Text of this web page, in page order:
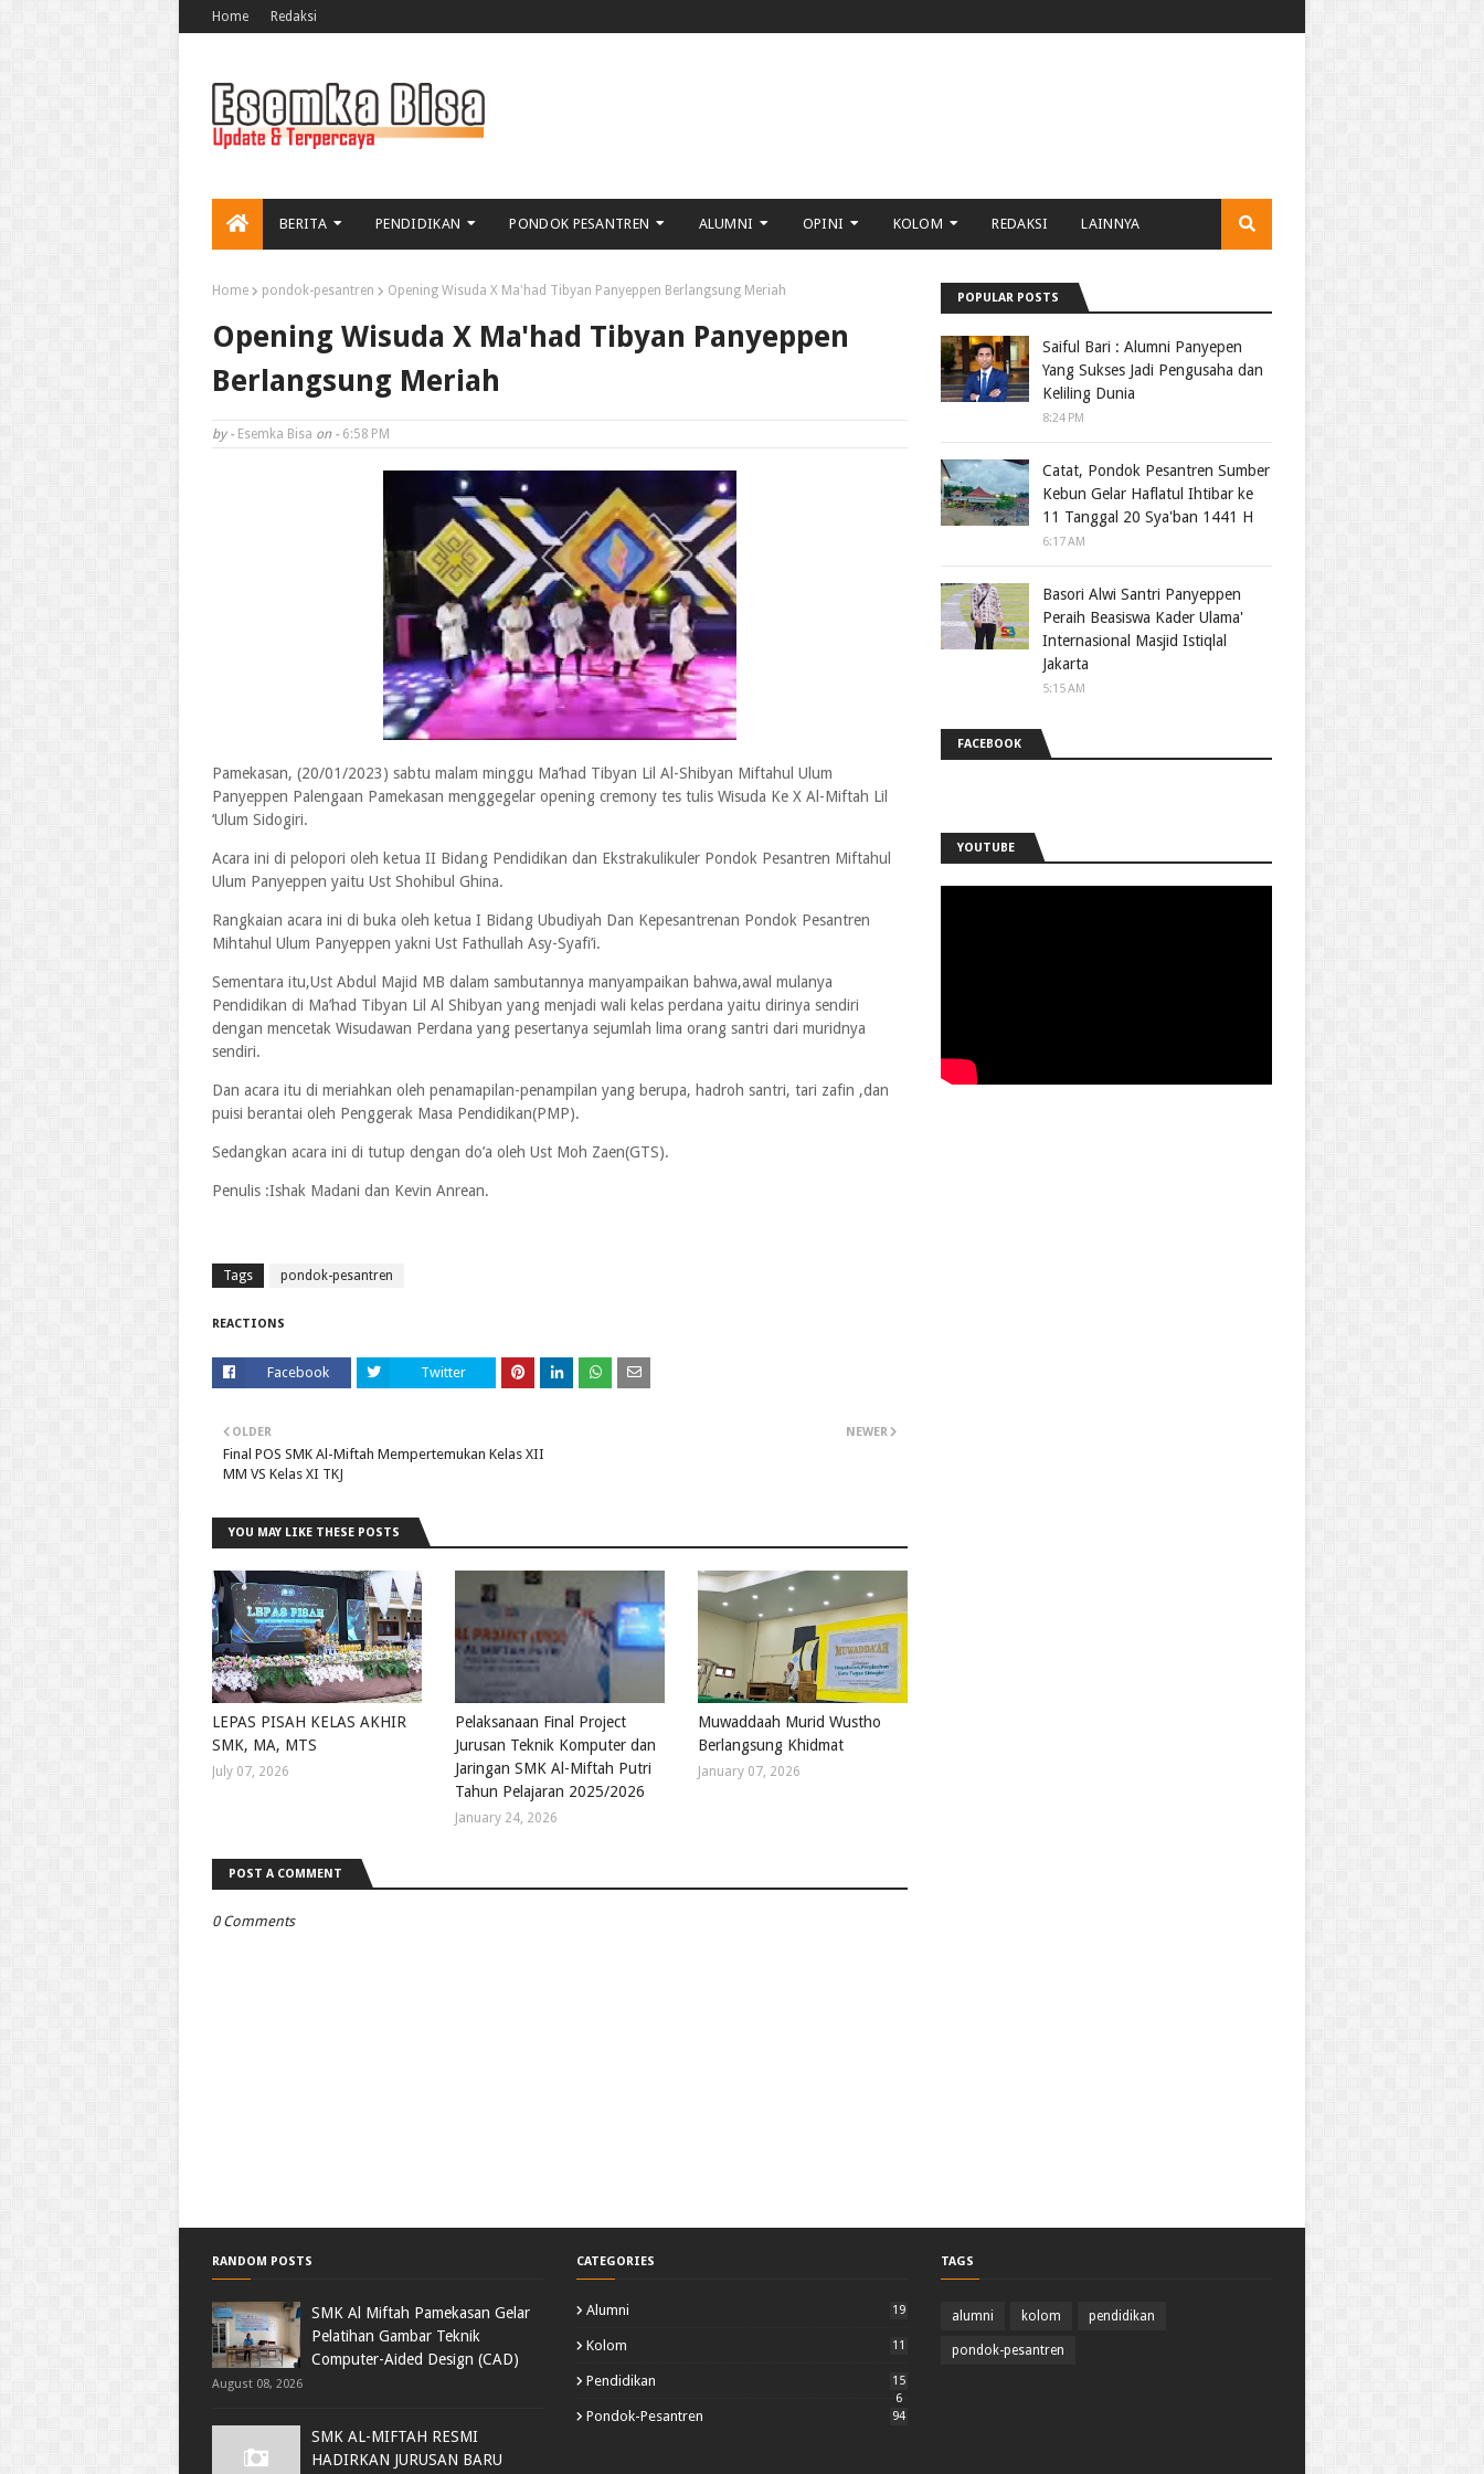
Home Redaksi
BERITA PENDIDIKAN PONDOK PESANTREN ALUMNI OPINI KOLOM REDAKSI LAINNYA
Home pondok-pesantren Opening Wisuda X Ma'had Tibyan Panyeppen Berlangsung Meriah
Opening Wisuda X Ma'had Tibyan Panyeppen
Berlangsung Meriah
by - Esemka Bisa on - 6:58 PM
Pamekasan, (20/01/2023) sabtu malam minggu Ma’had Tibyan Lil Al-Shibyan Miftahul Ulum
Panyeppen Palengaan Pamekasan menggegelar opening cremony tes tulis Wisuda Ke X Al-Miftah Lil
‘Ulum Sidogiri.
Acara ini di pelopori oleh ketua II Bidang Pendidikan dan Ekstrakulikuler Pondok Pesantren Miftahul
Ulum Panyeppen yaitu Ust Shohibul Ghina.
Rangkaian acara ini di buka oleh ketua I Bidang Ubudiyah Dan Kepesantrenan Pondok Pesantren
Mihtahul Ulum Panyeppen yakni Ust Fathullah Asy-Syafi’i.
Sementara itu,Ust Abdul Majid MB dalam sambutannya manyampaikan bahwa,awal mulanya
Pendidikan di Ma’had Tibyan Lil Al Shibyan yang menjadi wali kelas perdana yaitu dirinya sendiri
dengan mencetak Wisudawan Perdana yang pesertanya sejumlah lima orang santri dari muridnya
sendiri.
Dan acara itu di meriahkan oleh penamapilan-penampilan yang berupa, hadroh santri, tari zafin ,dan
puisi berantai oleh Penggerak Masa Pendidikan(PMP).
Sedangkan acara ini di tutup dengan do’a oleh Ust Moh Zaen(GTS).
Penulis :Ishak Madani dan Kevin Anrean.
Tags pondok-pesantren
REACTIONS
Facebook Twitter
NEWER
OLDER
Final POS SMK Al-Miftah Mempertemukan Kelas XII
MM VS Kelas XI TKJ
YOU MAY LIKE THESE POSTS
LEPAS PISAH KELAS AKHIR
SMK, MA, MTS
July 07, 2026
Pelaksanaan Final Project
Jurusan Teknik Komputer dan
Jaringan SMK Al-Miftah Putri
Tahun Pelajaran 2025/2026
January 24, 2026
Muwaddaah Murid Wustho
Berlangsung Khidmat
January 07, 2026
POST A COMMENT
0 Comments
POPULAR POSTS
Saiful Bari : Alumni Panyepen
Yang Sukses Jadi Pengusaha dan
Keliling Dunia
8:24 PM
Catat, Pondok Pesantren Sumber
Kebun Gelar Haflatul Ihtibar ke
11 Tanggal 20 Sya'ban 1441 H
6:17 AM
Basori Alwi Santri Panyeppen
Peraih Beasiswa Kader Ulama'
Internasional Masjid Istiqlal
Jakarta
5:15 AM
FACEBOOK
YOUTUBE
RANDOM POSTS
SMK Al Miftah Pamekasan Gelar
Pelatihan Gambar Teknik
Computer-Aided Design (CAD)
August 08, 2026
SMK AL-MIFTAH RESMI
HADIRKAN JURUSAN BARU
CATEGORIES
Alumni 19
Kolom 11
Pendidikan
15
6
Pondok-Pesantren 94
TAGS
alumni kolom pendidikan
pondok-pesantren